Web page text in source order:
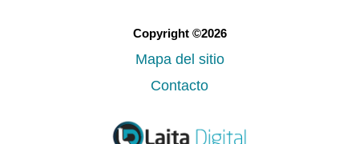
Copyright ©2026
Mapa del sitio
Contacto